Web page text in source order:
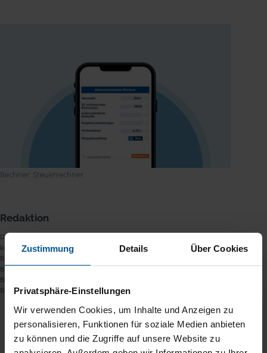
Zustimmung Details Über Cookies
Privatsphäre-Einstellungen
Wir verwenden Cookies, um Inhalte und Anzeigen zu
personalisieren, Funktionen für soziale Medien anbieten
zu können und die Zugriffe auf unsere Website zu
Rechner: Steuerrechner
Redaktion
Dies ist ein redaktioneller Text des
keine Beratung zu Themen, die außerhalb der steuerlichen
Beratungsbefugnis eines Lohnsteuerhilfevereins liegen. Eine
Beratungsleistung im konkreten Einzelfall kann nur im Rahmen der
Begründung einer Mitgliedschaft und ausschließlich innerhalb der
Beratungsbefugnis nach § 4 Nr. 11 StBerG erfolgen.
Beitrag teilen